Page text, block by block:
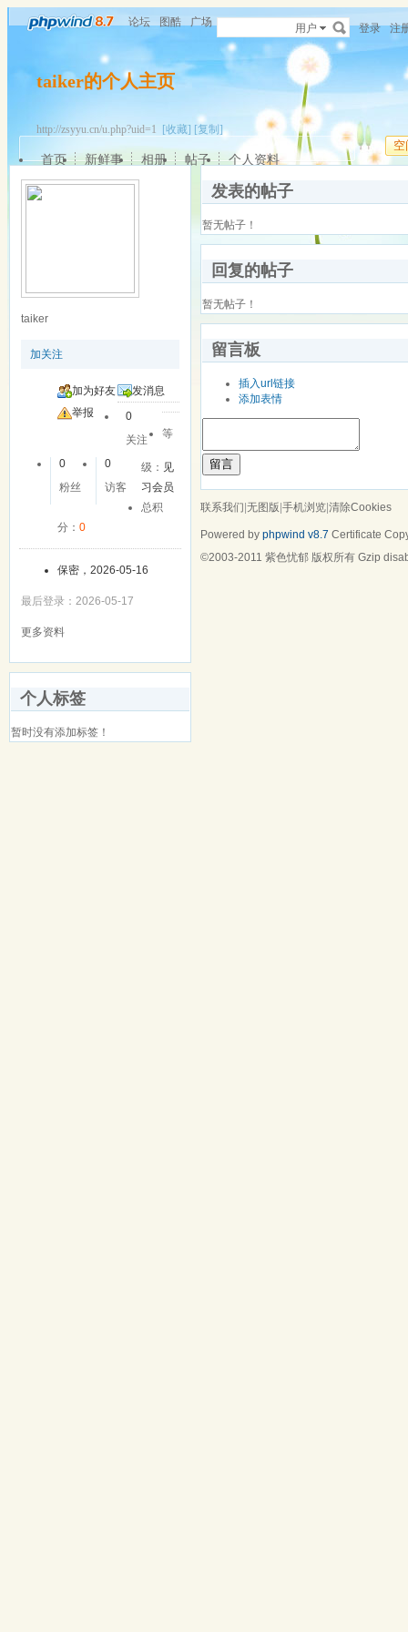
论坛 图酷 广场 用户 登录 注
taiker的个人主页
http://zsyyu.cn/u.php?uid=1 [收藏] [复制]
空
首页 新鲜事 相册 帖子 个人资料
taiker
加关注
加为好友
发消息
举报
0
关注
0
粉丝
0
访客
等
级： 见
习会员
总积
分： 0
保密，2026-05-16
最后登录：2026-05-17
更多资料
个人标签
暂时没有添加标签！
发表的帖子
暂无帖子！
回复的帖子
暂无帖子！
留言板
插入url链接
添加表情
留言
联系我们|无图版|手机浏览|清除Cookies
Powered by phpwind v8.7 Certificate
©2003-2011 紫色忧郁 版权所有 Gzip